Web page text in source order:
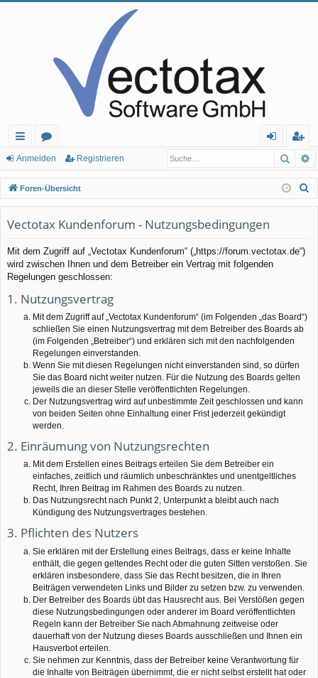
ch
ne
llz
ug
rif
f
or
en
m
el
de
n
eg
ist
rie
n
Anmelden Registrieren
Foren-Übersicht
Vectotax Kundenforum - Nutzungsbedingungen
Mit dem Zugriff auf „Vectotax Kundenforum“ („https://forum.vectotax.de“)
wird zwischen Ihnen und dem Betreiber ein Vertrag mit folgenden
Regelungen geschlossen:
1. Nutzungsvertrag
Mit dem Zugriff auf „Vectotax Kundenforum“ (im Folgenden „das Board“)
schließen Sie einen Nutzungsvertrag mit dem Betreiber des Boards ab
(im Folgenden „Betreiber“) und erklären sich mit den nachfolgenden
Regelungen einverstanden.
Wenn Sie mit diesen Regelungen nicht einverstanden sind, so dürfen
Sie das Board nicht weiter nutzen. Für die Nutzung des Boards gelten
jeweils die an dieser Stelle veröffentlichten Regelungen.
Der Nutzungsvertrag wird auf unbestimmte Zeit geschlossen und kann
von beiden Seiten ohne Einhaltung einer Frist jederzeit gekündigt
werden.
2. Einräumung von Nutzungsrechten
Mit dem Erstellen eines Beitrags erteilen Sie dem Betreiber ein
einfaches, zeitlich und räumlich unbeschränktes und unentgeltliches
Recht, Ihren Beitrag im Rahmen des Boards zu nutzen.
Das Nutzungsrecht nach Punkt 2, Unterpunkt a bleibt auch nach
Kündigung des Nutzungsvertrages bestehen.
3. Pflichten des Nutzers
Sie erklären mit der Erstellung eines Beitrags, dass er keine Inhalte
enthält, die gegen geltendes Recht oder die guten Sitten verstoßen. Sie
erklären insbesondere, dass Sie das Recht besitzen, die in Ihren
Beiträgen verwendeten Links und Bilder zu setzen bzw. zu verwenden.
Der Betreiber des Boards übt das Hausrecht aus. Bei Verstößen gegen
diese Nutzungsbedingungen oder anderer im Board veröffentlichten
Regeln kann der Betreiber Sie nach Abmahnung zeitweise oder
dauerhaft von der Nutzung dieses Boards ausschließen und Ihnen ein
Hausverbot erteilen.
Sie nehmen zur Kenntnis, dass der Betreiber keine Verantwortung für
die Inhalte von Beiträgen übernimmt, die er nicht selbst erstellt hat oder